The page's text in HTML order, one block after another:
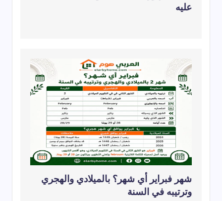
عليه
شهر فبراير أي شهر؟ بالميلادي والهجري
وترتيبه في السنة